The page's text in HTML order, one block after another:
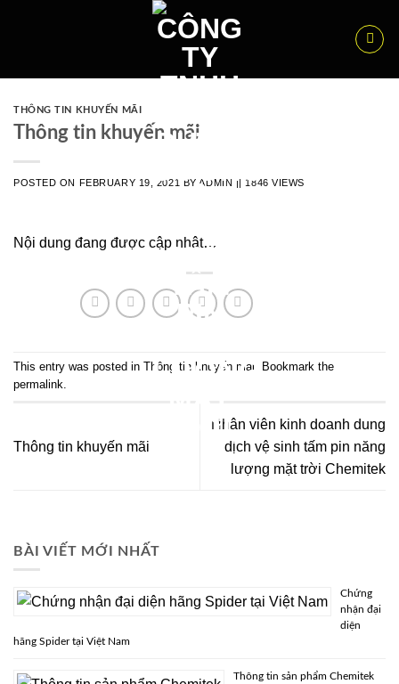
THÔNG TIN KHUYẾN MÃI
Thông tin khuyến mãi
POSTED ON FEBRUARY 19, 2021 BY ADMIN || 1846 VIEWS
Nội dung đang được cập nhật…
This entry was posted in Thông tin khuyến mãi . Bookmark the
permalink
Thông tin khuyến mãi
Nhân viên kinh doanh dung
dịch vệ sinh tấm pin năng
lượng mặt trời Chemitek
BÀI VIẾT MỚI NHẤT
Chứng
nhận đại
diện
hãng Spider tại Việt Nam
Thông tin sản phẩm Chemitek